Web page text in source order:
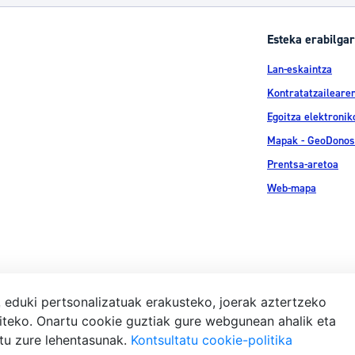
Iragarki ofizialen taula
Esteka
Lan-eskaintza
Egoitza
Mapak -
Prentsa-aretoa
Web-mapa
Lege-
pertsonalizatuak erakusteko, joerak aztertzeko
Onartu cookie guztiak gure webgunean ahalik eta
zure lehentasunak. Kontsultatu cookie-politika